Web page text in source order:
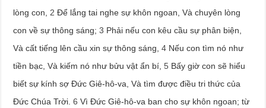
lòng con, 2 Để lắng tai nghe sự khôn ngoan, Và chuyên lòng
con về sự thông sáng;3 Phải nếu con kêu cầu sự phân biện,
Và cất tiếng lên cầu xin sự thông sáng,4 Nếu con tìm nó như
tiền bạc, Và kiếm nó như bửu vật ẩn bí,5 Bấy giờ con sẽ hiểu
biết sự kính sợ Đức Giê-hô-va, Và tìm được điều tri thức của
Đức Chúa Trời.6 Vì Đức Giê-hô-va ban cho sự khôn ngoan; từ